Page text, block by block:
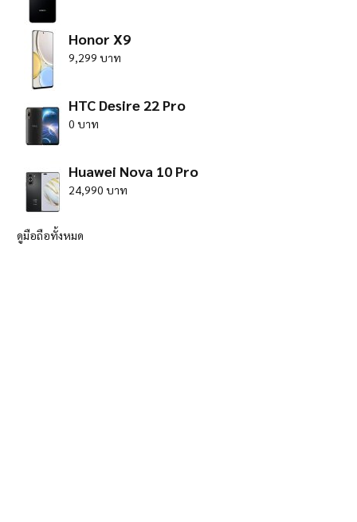
Honor X9
9,299 บาท
HTC Desire 22 Pro
0 บาท
Huawei Nova 10 Pro
24,990 บาท
ดูมือถือทั้งหมด